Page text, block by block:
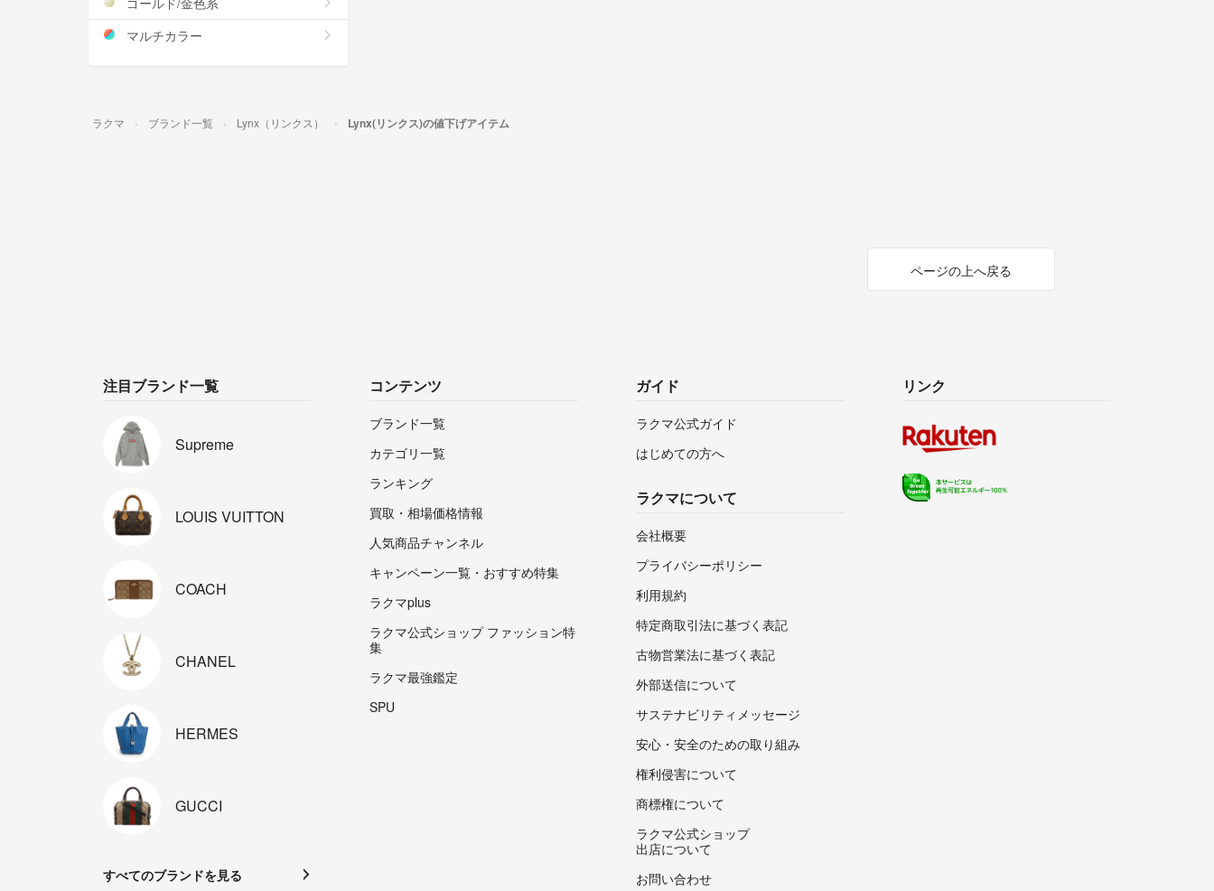
マルチカラー
ラクマ ブランド一覧 Lynx（リンクス） Lynx(リンクス)の値下げアイテム
ページの上へ戻る
注目ブランド一覧
Supreme
LOUIS VUITTON
COACH
CHANEL
HERMES
GUCCI
すべてのブランドを見る
コンテンツ
ブランド一覧
カテゴリ一覧
ランキング
買取・相場価格情報
人気商品チャンネル
キャンペーン一覧・おすすめ特集
ラクマplus
ラクマ公式ショップ ファッション特
集
ラクマ最強鑑定
SPU
ガイド
ラクマ公式ガイド
はじめての方へ
ラクマについて
会社概要
プライバシーポリシー
利用規約
特定商取引法に基づく表記
古物営業法に基づく表記
外部送信について
サステナビリティメッセージ
安心・安全のための取り組み
権利侵害について
商標権について
ラクマ公式ショップ
出店について
お問い合わせ
リンク